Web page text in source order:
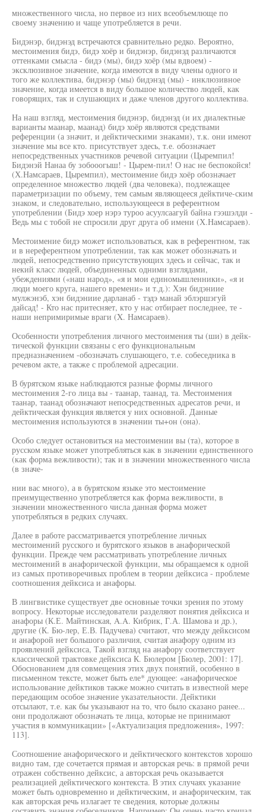
множественного числа, но первое из них всеобъемлюще по
своему значению и чаще употребляется в речи.
Бидэнэр, бидэнэд встречаются сравнительно редко. Вероятно,
местоимения бидэ, бидэ хоёр и бидэнэр, бидэнэд различаются
оттенками смысла - бидэ (мы), бидэ хоёр (мы вдвоем) -
эксклюзивное значение, когда имеются в виду члены одного и
того же коллектива, бидэнэр (мы) бидэнэд (мы) - инклюзивное
значение, когда имеется в виду большое количество людей, как
говорящих, так и слушающих и даже членов другого коллектива.
На наш взгляд, местоимения бидэнэр, бидэнэд (и их диалектные
варианты маанар, маанад) бидэ хоёр являются средствами
референции (а значит, и дейктическими знаками), т.к. они имеют
значение мы все кто. присутствует здесь, т.е. обозначает
непосредственных участников речевой ситуации (Цыремпил!
Бидэнэй Нанаа бу зобооогыш! - Цырем-пил! О нас не беспокойся!
(Х.Намсараев, Цыремпил), местоимение бидэ хоёр обозначает
определенное множество людей (два человека), подлежащее
параметризации по объему, тем самым являющееся дейктиче-ским
знаком, и следовательно, использующееся в референтном
употреблении (Бидэ хоер нэрэ туроо асуулсаагуй байна гээшэлди -
Ведь мы с тобой не спросили друг друга об имени (Х.Намсараев).
Местоимение бидэ может использоваться, как в референтном, так
и в нереферентном употреблении, так как может обозначать и
людей, непосредственно присутствующих здесь и сейчас, так и
некий класс людей, объединенных одними взглядами,
убеждениями («наш народ», «я и мои единомышленники», «я и
люди моего круга, нашего времени» и т.д.): Хэн бидэниие
мулжэнэб, хэн бидэниие дарланаб - тэдэ манай эблэршэгуй
дайсад! - Кто нас притесняет, кто у нас отбирает последнее, те -
наши непримиримые враги (X. Намсараев).
Особенности употребления личного местоимения ты (ши) в дейк-
тической функции связаны с его функциональным
предназначением -обозначать слушающего, т.е. собеседника в
речевом акте, а также с проблемой адресации.
В бурятском языке наблюдаются разные формы личного
местоимения 2-го лица вы - таанар, таанад, та. Местоимения
таанар, таанад обозначают непосредственных адресатов речи, и
дейктическая функция является у них основной. Данные
местоимения используются в значении ты+он (она).
Особо следует остановиться на местоимении вы (та), которое в
русском языке может употребляться как в значении единственного
(как форма вежливости); так и в значении множественного числа
(в значе-
нии вас много), а в бурятском языке это местоимение
преимущественно употребляется как форма вежливости, в
значении множественного числа данная форма может
употребляться в редких случаях.
Далее в работе рассматривается употребление личных
местоимений русского и бурятского языков в анафорической
функции. Прежде чем рассматривать употребление личных
местоимений в анафорической функции, мы обращаемся к одной
из самых противоречивых проблем в теории дейксиса - проблеме
соотношения дейксиса и анафоры.
В лингвистике существует две основные точки зрения по этому
вопросу. Некоторые исследователи разделяют понятия дейксиса и
анафоры (К.Е. Майтинская, A.A. Кибрик, Г.А. Шамова и др.),
другие (К. Бю-лер, Е.В. Падучева) считают, что между дейксисом
и анафорой нет большого различия, считая анафору одним из
проявлений дейксиса, Такой взгляд на анафору соответствует
классической трактовке дейксиса К. Бюлером [Бюлер, 2001: 17].
Обоснованием для совмещения этих двух понятий, особенно в
письменном тексте, может быть еле* дующее: «анафорическое
использование дейктиков также можно считать в известной мере
передающим особое значение указательности. Дейктики
отсылают, т.е. как бы указывают на то, что было сказано ранее...
они продолжают обозначать те лица, которые не принимают
участия в коммуникации» [«Актуализация предложения», 1997:
113].
Соотношение анафорического и дейктического контекстов хорошо
видно там, где сочетается прямая и авторская речь: в прямой речи
отражен собственно дейксис, а авторская речь оказывается
реализацией дейктического контекста. В этих случаях указание
может быть одновременно и дейктическим, и анафорическим, так
как авторская речь излагает те сведения, которые должны